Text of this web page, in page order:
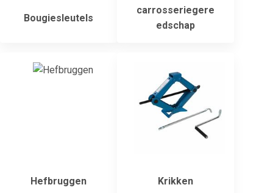
Bougiesleutels
carrosseriegere
edschap
Hefbruggen Krikken